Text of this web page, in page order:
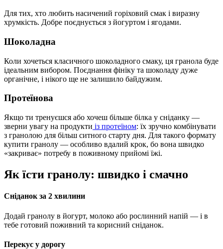
Для тих, хто любить насичений горіховий смак і виразну
хрумкість. Добре поєднується з йогуртом і ягодами.
Шоколадна
Коли хочеться класичного шоколадного смаку, ця гранола буде
ідеальним вибором. Поєднання фініку та шоколаду дуже
органічне, і нікого ще не залишило байдужим.
Протеїнова
Якщо ти тренуєшся або хочеш більше білка у сніданку —
зверни увагу на продукти із протеїном: їх зручно комбінувати
з гранолою для більш ситного старту дня. Для такого формату
купити гранолу — особливо вдалий крок, бо вона швидко
«закриває» потребу в поживному прийомі їжі.
Як їсти гранолу: швидко і смачно
Сніданок за 2 хвилини
Додай гранолу в йогурт, молоко або рослинний напій — і в
тебе готовий поживний та корисний сніданок.
Перекус у дорогу